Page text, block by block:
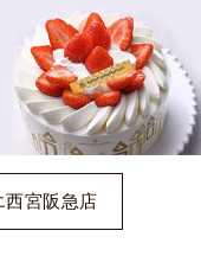
西宮阪急店